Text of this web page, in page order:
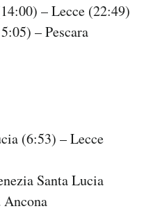
– Lecce (22:49)
– Pescara
(6:53) – Lecce
Santa Lucia